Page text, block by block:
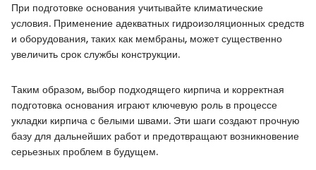
При подготовке основания учитывайте климатические
условия. Применение адекватных гидроизоляционных средств
и оборудования, таких как мембраны, может существенно
увеличить срок службы конструкции.
Таким образом, выбор подходящего кирпича и корректная
подготовка основания играют ключевую роль в процессе
укладки кирпича с белыми швами. Эти шаги создают прочную
базу для дальнейших работ и предотвращают возникновение
серьезных проблем в будущем.